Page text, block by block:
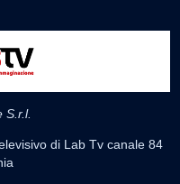
S.r.l.
di Lab Tv canale 84